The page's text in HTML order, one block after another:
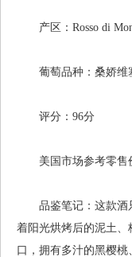
产区：Rosso di
葡萄品种：桑娇维塞
评分：96分
美国市场参考零售
品鉴笔记：这款酒只
着阳光烘烤后的泥土
口，拥有多汁的黑樱